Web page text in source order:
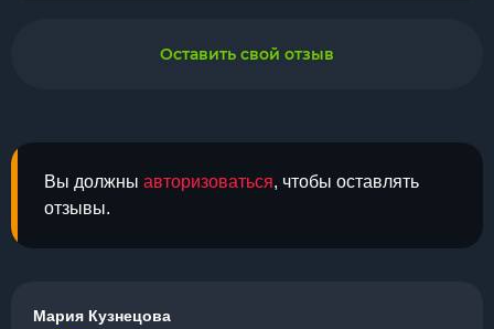
Вы должны авторизоваться, чтобы оставлять
отзывы.
Мария Кузнецова
Оставить свой отзыв